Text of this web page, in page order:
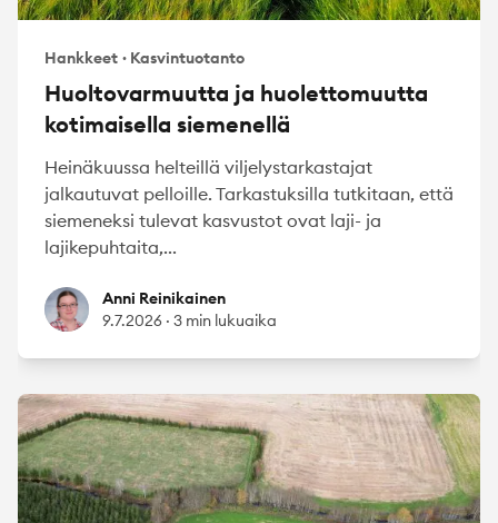
Hankkeet · Kasvintuotanto
Huoltovarmuutta ja huolettomuutta
kotimaisella siemenellä
Heinäkuussa helteillä viljelystarkastajat
jalkautuvat pelloille. Tarkastuksilla tutkitaan, että
siemeneksi tulevat kasvustot ovat laji- ja
lajikepuhtaita,...
Anni Reinikainen
Anni Reinikainen
9.7.2026 · 3 min lukuaika